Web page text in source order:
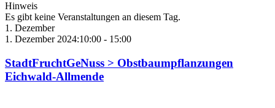
Hinweis
Es gibt keine Veranstaltungen an diesem Tag.
1. Dezember
1. Dezember 2024:10:00 - 15:00
StadtFruchtGeNuss > Obstbaumpflanzungen
Eichwald-Allmende